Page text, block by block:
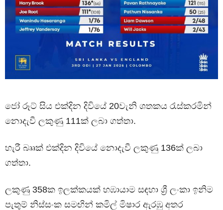
ජෝ රූට් සිය එක්දින දිවියේ 20වැනි ශතකය රැස්කරමින්
නොදැවී ලකුණු 111ක් ලබා ගත්තා.
හැරී බෲක් එක්දින දිවියේ නොදැවී ලකුණු 136ක් ලබා
ගත්තා.
ලකුණු 358ක ඉලක්කයක් හඹායාම සඳහා ශ්‍රී ලංකා ඉනිම
පැතුම් නිස්සංක සමඟින් කමිල් මිෂාර ඇරඹු අතර